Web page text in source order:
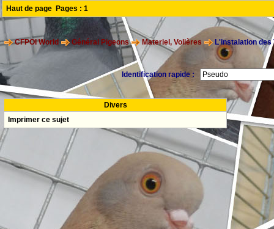
Haut de page Pages : 1
CFPOI World Général Pigeons Materiel, Volières L'instalation des
Identification rapide :
Divers
Imprimer ce sujet